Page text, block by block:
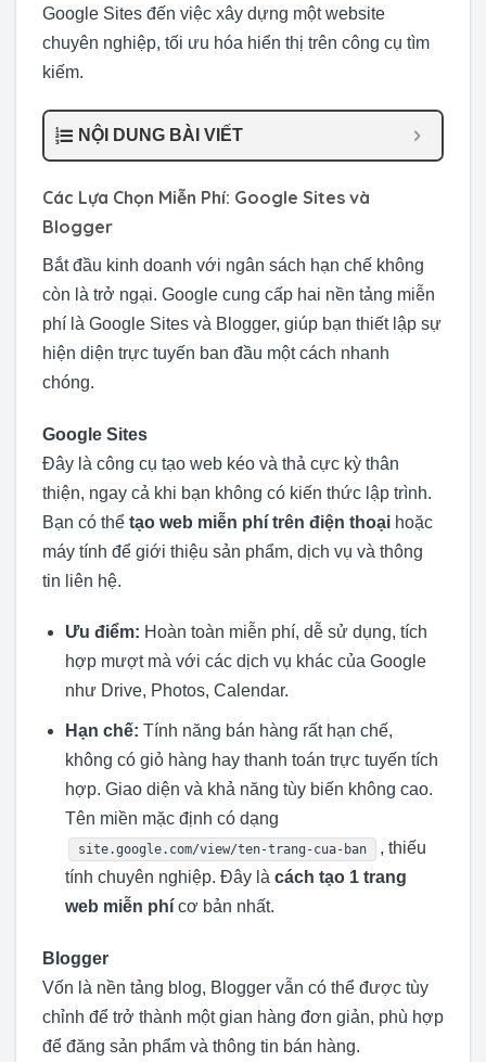
Google Sites đến việc xây dựng một website
chuyên nghiệp, tối ưu hóa hiển thị trên công cụ tìm
kiếm.
NỘI DUNG BÀI VIẾT
Các Lựa Chọn Miễn Phí: Google Sites và
Blogger
Bắt đầu kinh doanh với ngân sách hạn chế không
còn là trở ngại. Google cung cấp hai nền tảng miễn
phí là Google Sites và Blogger, giúp bạn thiết lập sự
hiện diện trực tuyến ban đầu một cách nhanh
chóng.
Google Sites
Đây là công cụ tạo web kéo và thả cực kỳ thân
thiện, ngay cả khi bạn không có kiến thức lập trình.
Bạn có thể tạo web miễn phí trên điện thoại hoặc
máy tính để giới thiệu sản phẩm, dịch vụ và thông
tin liên hệ.
Ưu điểm: Hoàn toàn miễn phí, dễ sử dụng, tích
hợp mượt mà với các dịch vụ khác của Google
như Drive, Photos, Calendar.
Hạn chế: Tính năng bán hàng rất hạn chế,
không có giỏ hàng hay thanh toán trực tuyến tích
hợp. Giao diện và khả năng tùy biến không cao.
Tên miền mặc định có dạng
site.google.com/view/ten-trang-cua-ban
, thiếu
tính chuyên nghiệp. Đây là cách tạo 1 trang
web miễn phícơ bản nhất.
Blogger
Vốn là nền tảng blog, Blogger vẫn có thể được tùy
chỉnh để trở thành một gian hàng đơn giản, phù hợp
để đăng sản phẩm và thông tin bán hàng.